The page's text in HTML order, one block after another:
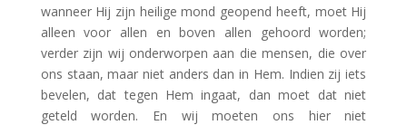
wanneer Hij zijn heilige mond geopend heeft, moet Hij
alleen voor allen en boven allen gehoord worden;
verder zijn wij onderworpen aan die mensen, die over
ons staan, maar niet anders dan in Hem. Indien zij iets
bevelen, dat tegen Hem ingaat, dan moet dat niet
geteld worden. En wij moeten ons hier niet